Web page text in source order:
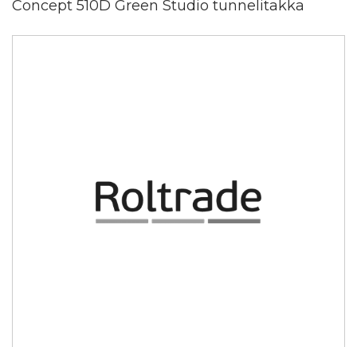
Concept 510D Green Studio tunnelitakka